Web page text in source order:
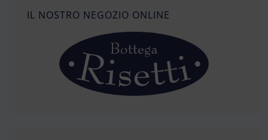
IL NOSTRO NEGOZIO ONLINE